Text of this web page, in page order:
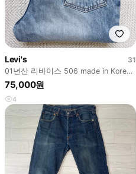
Levi's
31
01년산 리바이스 506 made in Korea
31
75,000원
4